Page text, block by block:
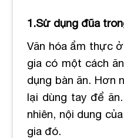
1.Sử dụng đũa
Văn hóa ẩm thực
gia có một cách
dụng bàn ăn. Hơn
lại dùng tay để
nhiên, nội dung
gia đó.